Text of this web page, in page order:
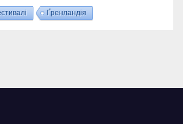
Ґренландія